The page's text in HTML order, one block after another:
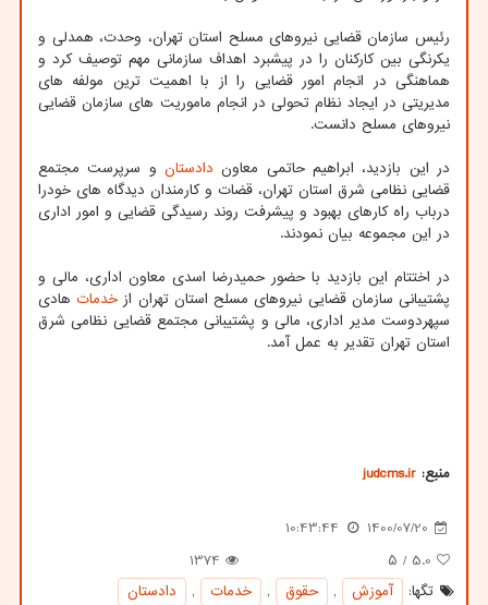
رئیس سازمان قضایی نیروهای مسلح استان تهران، وحدت، همدلی و
یکرنگی بین کارکنان را در پیشبرد اهداف سازمانی مهم توصیف کرد و
هماهنگی در انجام امور قضایی را از با اهمیت ترین مولفه های
مدیریتی در ایجاد نظام تحولی در انجام ماموریت های سازمان قضایی
نیروهای مسلح دانست.
در این بازدید، ابراهیم حاتمی معاون دادستان و سرپرست مجتمع
قضایی نظامی شرق استان تهران، قضات و کارمندان دیدگاه های خودرا
درباب راه کارهای بهبود و پیشرفت روند رسیدگی قضایی و امور اداری
در این مجموعه بیان نمودند.
در اختتام این بازدید با حضور حمیدرضا اسدی معاون اداری، مالی و
پشتیبانی سازمان قضایی نیروهای مسلح استان تهران از خدمات هادی
سپهردوست مدیر اداری، مالی و پشتیبانی مجتمع قضایی نظامی شرق
استان تهران تقدیر به عمل آمد.
منبع: judcms.ir
1400/07/20
10:43:44
5.0 / ۵
1374
تگها:
آموزش , حقوق , خدمات ,
دادستان